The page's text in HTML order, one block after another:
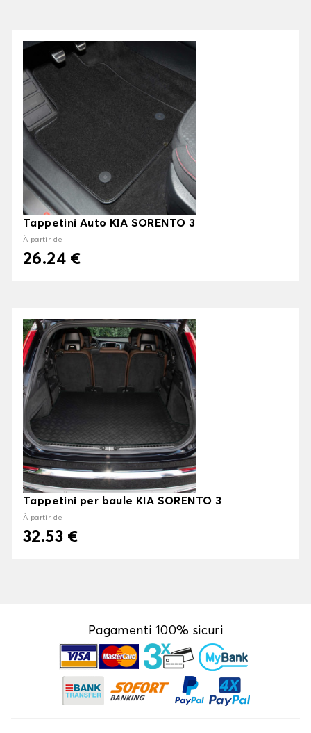
Tappetini Auto KIA SORENTO 3
À partir de
26.24 €
Tappetini per baule KIA SORENTO 3
À partir de
32.53 €
Pagamenti 100% sicuri